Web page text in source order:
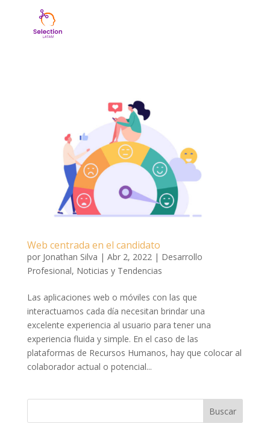
Web centrada en el candidato
por Jonathan Silva | Abr 2, 2022| Desarrollo
Profesional, Noticias y Tendencias
Las aplicaciones web o móviles con las que
interactuamos cada día necesitan brindar una
excelente experiencia al usuario para tener una
experiencia fluida y simple. En el caso de las
plataformas de Recursos Humanos, hay que colocar al
colaborador actual o potencial...